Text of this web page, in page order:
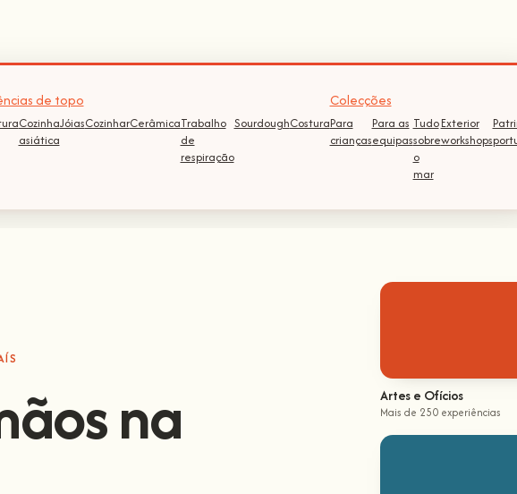
de topo
Cozinha
asiática
JóiasCozinharCerâmicaTrabalho
de
respiração
SourdoughCostura
Colecções
Para
crianças
Para as
equipas
Tudo
sobre
o
mar
Exterior
workshops
na Artes e Ofícios
Mais de 250 experiências